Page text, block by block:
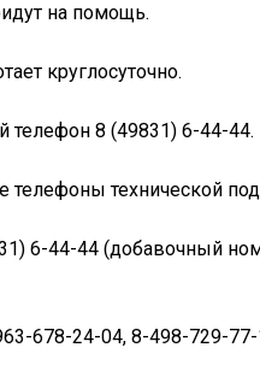
на помощь.
круглосуточно.
телефон 8 (49831) 6-44-44.
телефоны технической
6-44-44 (добавочный
678-24-04, 8-498-729-77-